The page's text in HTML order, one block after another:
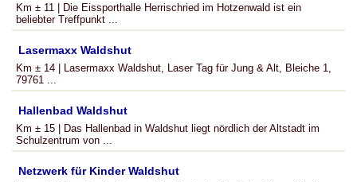
Km ± 11 | Die Eissporthalle Herrischried im Hotzenwald ist ein
beliebter Treffpunkt ...
Lasermaxx Waldshut
Km ± 14 | Lasermaxx Waldshut, Laser Tag für Jung & Alt, Bleiche 1,
79761 ...
Hallenbad Waldshut
Km ± 15 | Das Hallenbad in Waldshut liegt nördlich der Altstadt im
Schulzentrum von ...
Netzwerk für Kinder Waldshut